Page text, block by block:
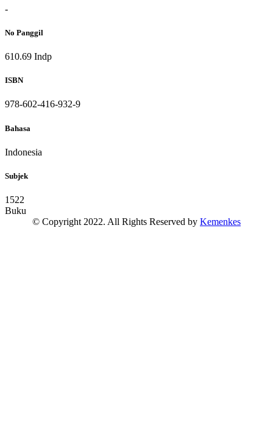
-
No Panggil
610.69 Indp
ISBN
978-602-416-932-9
Bahasa
Indonesia
Subjek
1522
Buku
© Copyright 2022. All Rights Reserved by Kemenkes